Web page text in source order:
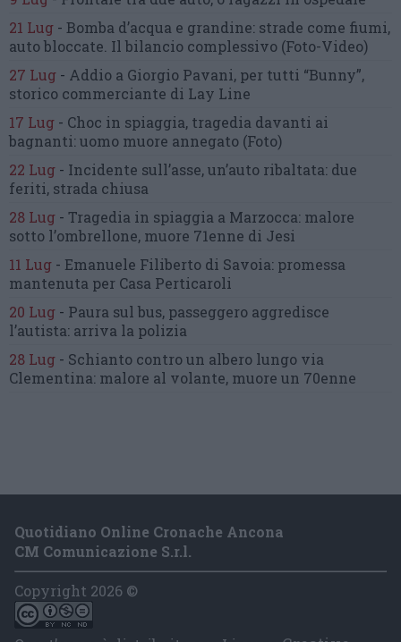
21 Lug - Bomba d’acqua e grandine: strade come fiumi,
auto bloccate. Il bilancio complessivo (Foto-Video)
27 Lug - Addio a Giorgio Pavani, per tutti “Bunny”,
storico commerciante di Lay Line
17 Lug - Choc in spiaggia, tragedia davanti ai
bagnanti:uomo muore annegato (Foto)
22 Lug - Incidente sull’asse, un’auto ribaltata: due
feriti, strada chiusa
28 Lug - Tragedia in spiaggia a Marzocca: malore
sotto l’ombrellone, muore 71enne di Jesi
11 Lug - Emanuele Filiberto di Savoia: promessa
mantenuta per Casa Perticaroli
20 Lug - Paura sul bus, passeggero aggredisce
l’autista: arriva la polizia
28 Lug - Schianto contro un albero lungo via
Clementina: malore al volante, muore un 70enne
Quotidiano Online Cronache Ancona
CM Comunicazione S.r.l.
Copyright 2026 ©